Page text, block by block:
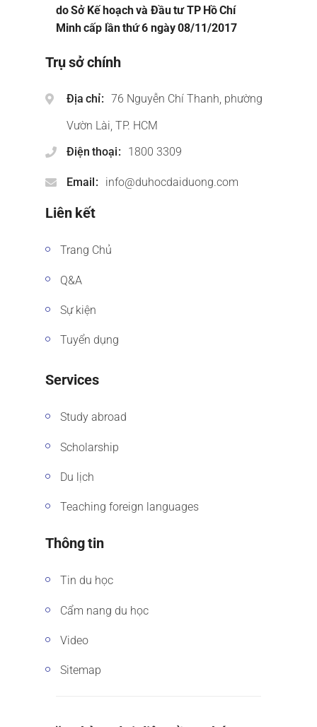
do Sở Kế hoạch và Đầu tư TP Hồ Chí
Minh cấp lần thứ 6 ngày 08/11/2017
Trụ sở chính
Địa chỉ
76 Nguyễn Chí Thanh, phường
Vườn Lài, TP. HCM
Điện thoại
1800 3309
Email info@duhocdaiduong.com
Liên kết
Trang Chủ
Q&A
Sự kiện
Tuyển dụng
Services
Study abroad
Scholarship
Du lịch
Teaching foreign languages
Thông tin
Tin du học
Cẩm nang du học
Video
Sitemap